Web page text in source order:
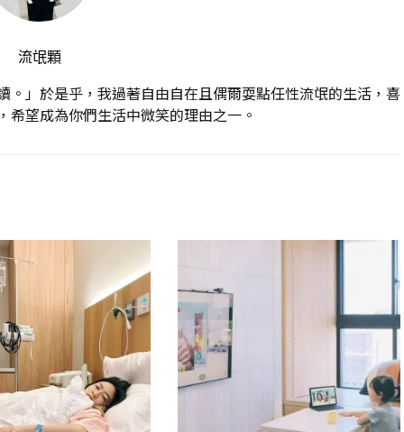
流氓顆
」於是乎，我過著自由自在且偶爾耍點任性流氓的生活，喜
希望成為你們生活中微笑的理由之一。